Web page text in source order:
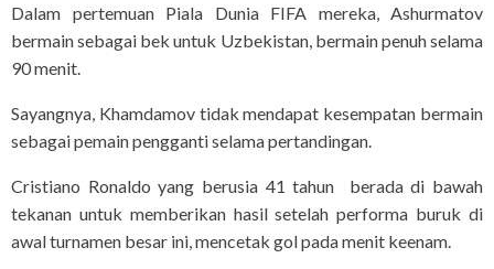
Dalam pertemuan Piala Dunia FIFA mereka, Ashurmatov
bermain sebagai bek untuk Uzbekistan, bermain penuh selama
90 menit.
Sayangnya, Khamdamov tidak mendapat kesempatan bermain
sebagai pemain pengganti selama pertandingan.
Cristiano Ronaldo yang berusia 41 tahun berada di bawah
tekanan untuk memberikan hasil setelah performa buruk di
awal turnamen besar ini, mencetak gol pada menit keenam.